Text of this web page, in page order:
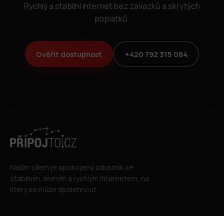
Rychlý a stabilní internet bez závazků a skrytých
poplatků.
Ověřit dostupnost +420 792 315 084
Naším cílem je spokojený zákazník se
stabilním, levným a rychlým internetem, na
který se může spolehnout.